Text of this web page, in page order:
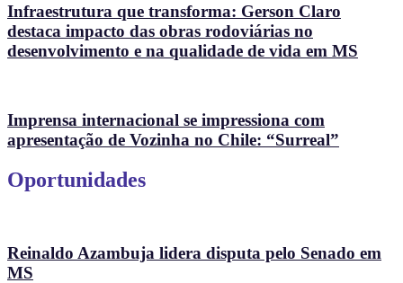
Infraestrutura que transforma: Gerson Claro
destaca impacto das obras rodoviárias no
desenvolvimento e na qualidade de vida em MS
Imprensa internacional se impressiona com
apresentação de Vozinha no Chile: “Surreal”
Oportunidades
Reinaldo Azambuja lidera disputa pelo Senado em
MS